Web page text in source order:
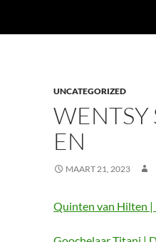
UNCATEGORIZED
WENTSY
EN
MAART 21, 2023
Quinten van Hilten |